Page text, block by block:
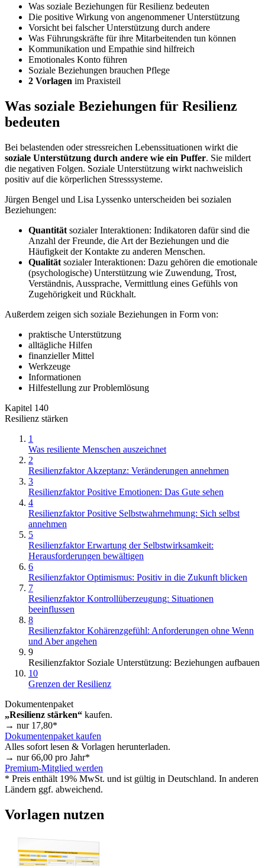
Was soziale Beziehungen für Resilienz bedeuten
Die positive Wirkung von angenommener Unterstützung
Vorsicht bei falscher Unterstützung durch andere
Was Führungskräfte für ihre Mitarbeitenden tun können
Kommunikation und Empathie sind hilfreich
Emotionales Konto führen
Soziale Beziehungen brauchen Pflege
2 Vorlagen im Praxisteil
Was soziale Beziehungen für Resilienz
bedeuten
Bei belastenden oder stressreichen Lebenssituationen wirkt die
soziale Unterstützung durch andere wie ein Puffer. Sie mildert
die negativen Folgen. Soziale Unterstützung wirkt nachweislich
positiv auf die körperlichen Stresssysteme.
Jürgen Bengel und Lisa Lyssenko unterscheiden bei sozialen
Beziehungen:
Quantität sozialer Interaktionen: Indikatoren dafür sind die
Anzahl der Freunde, die Art der Beziehungen und die
Häufigkeit der Kontakte zu anderen Menschen.
Qualität sozialer Interaktionen: Dazu gehören die emotionale
(psychologische) Unterstützung wie Zuwendung, Trost,
Verständnis, Aussprache, Vermittlung eines Gefühls von
Zugehörigkeit und Rückhalt.
Außerdem zeigen sich soziale Beziehungen in Form von:
praktische Unterstützung
alltägliche Hilfen
finanzieller Mittel
Werkzeuge
Informationen
Hilfestellung zur Problemlösung
Kapitel 140
Resilienz stärken
1
Was resiliente Menschen auszeichnet
2
Resilienzfaktor Akzeptanz: Veränderungen annehmen
3
Resilienzfaktor Positive Emotionen: Das Gute sehen
4
Resilienzfaktor Positive Selbstwahrnehmung: Sich selbst
annehmen
5
Resilienzfaktor Erwartung der Selbstwirksamkeit:
Herausforderungen bewältigen
6
Resilienzfaktor Optimismus: Positiv in die Zukunft blicken
7
Resilienzfaktor Kontrollüberzeugung: Situationen
beeinflussen
8
Resilienzfaktor Kohärenzgefühl: Anforderungen ohne Wenn
und Aber angehen
9
Resilienzfaktor Soziale Unterstützung: Beziehungen aufbauen
10
Grenzen der Resilienz
Dokumentenpaket
„Resilienz stärken“ kaufen.
→ nur 17,80*
Dokumentenpaket kaufen
Alles sofort lesen & Vorlagen herunterladen.
→ nur66,00 pro Jahr*
Premium-Mitglied werden
* Preis enthält 19% MwSt. und ist gültig in Deutschland. In anderen
Ländern ggf. abweichend.
Vorlagen nutzen